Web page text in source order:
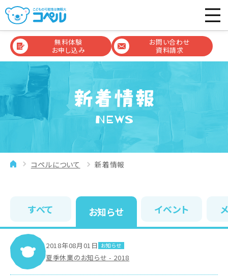
無料体験
お申し込み
お問い合わせ
資料請求
NEWS
コペルについて 新着情報
すべて お知らせ イベント
2018年08月01日 お知らせ
夏季休業のお知らせ - 2018